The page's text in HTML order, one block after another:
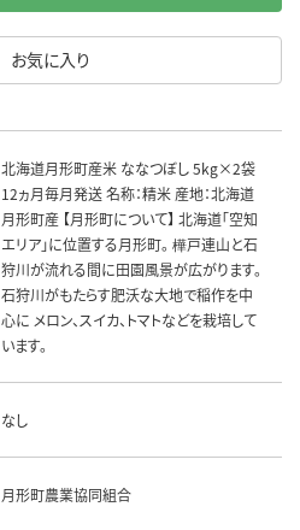
お気に入り
北海道月形町産米 ななつぼし 5kg×2袋
12ヵ月毎月発送 名称：精米 産地：北海道
月形町産 【月形町について】 北海道「空知
エリア」に位置する月形町。 樺戸連山と石
狩川が流れる間に田園風景が広がります。
石狩川がもたらす肥沃な大地で稲作を中
心に メロン、スイカ、トマトなどを栽培して
います。
なし
月形町農業協同組合